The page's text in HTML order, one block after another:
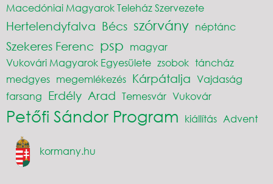
Macedóniai Magyarok Teleház Szervezete
Hertelendyfalva Bécs szórvány néptánc
Szekeres Ferenc psp magyar
Vukovári Magyarok Egyesülete zsobok táncház
medgyes megemlékezés Kárpátalja Vajdaság
farsang Erdély Arad Temesvár Vukovár
Petőfi Sándor Program kiállítás Advent
kormany.hu